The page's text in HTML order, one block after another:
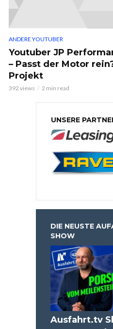
ANDERE YOUTUBER
Youtuber JP
– Passt der Motor
Projekt
392 views 2 min read
UNSERE
DIE NEUSTE
SHOW
Ausfahrt.tv